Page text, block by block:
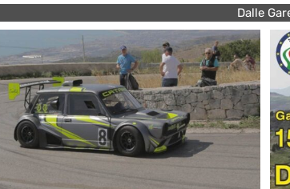
Dalle